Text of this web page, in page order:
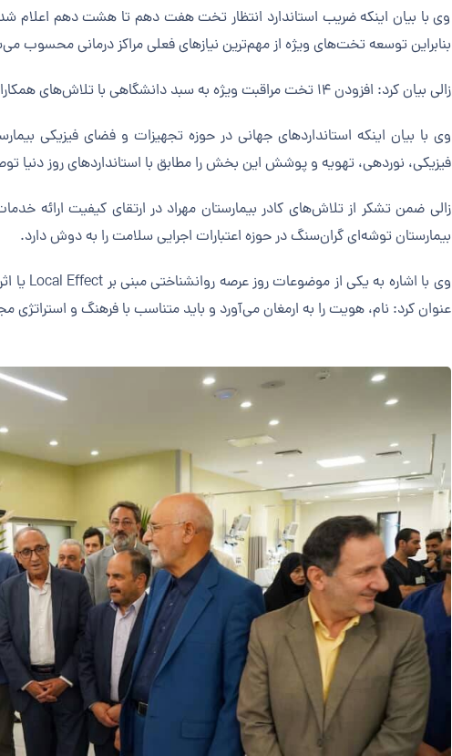
وی با بیان اینکه ضریب استاندارد انتظار تخت هفت دهم تا هشت دهم اعلام
بنابراین توسعه تخت‌های ویژه از مهم‌ترین نیازهای فعلی مراکز درمانی محسوب
زالی بیان کرد: افزودن ۱۴ تخت مراقبت ویژه به سبد دانشگاهی با تلاش‌های همکاران در بیمارستان مهراد جای تقدیر دارد.
وی با بیان اینکه استانداردهای جهانی در حوزه تجهیزات و فضای فیزیکی
فیزیکی، نوردهی، تهویه و پوشش این بخش را مطابق با استانداردهای روز دنیا
زالی ضمن تشکر از تلاش‌های کادر بیمارستان مهراد در ارتقای کیفیت ارائه
بیمارستان توشه‌ای گران‌سنگ در حوزه اعتبارات اجرایی سلامت را به دوش دارد.
وی با اشاره به یکی از موضوعات روز عرصه روانشناختی مبنی بر Local Effect یا اثر موضعی و تأثیر نام یک مؤسسه بر روانشناسی جامعه
عنوان کرد: نام، هویت را به ارمغان می‌آورد و باید متناسب با فرهنگ و استراتژی